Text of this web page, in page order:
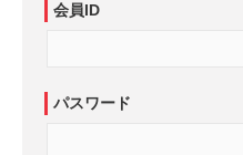
会員ID
パスワード